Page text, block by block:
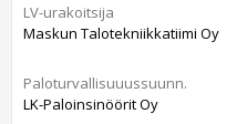
LV-urakoitsija
Maskun Talotekniikkatiimi Oy
Paloturvallisuuussuunn.
LK-Paloinsinöörit Oy